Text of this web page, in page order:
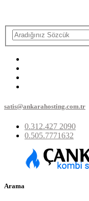
satis@ankarahosting.com.tr
0.312.427 2090
0.505.7771632
Arama